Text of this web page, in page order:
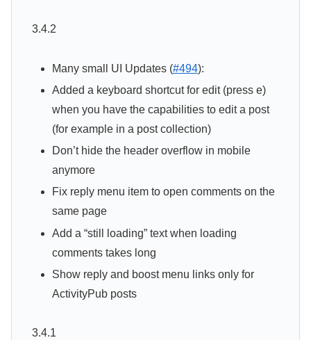
3.4.2
Many small UI Updates (#494):
Added a keyboard shortcut for edit (press e)
when you have the capabilities to edit a post
(for example in a post collection)
Don’t hide the header overflow in mobile
anymore
Fix reply menu item to open comments on the
same page
Add a “still loading” text when loading
comments takes long
Show reply and boost menu links only for
ActivityPub posts
3.4.1